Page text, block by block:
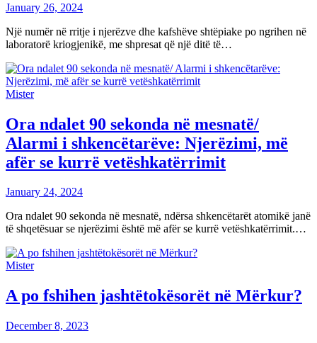
January 26, 2024
Një numër në rritje i njerëzve dhe kafshëve shtëpiake po ngrihen në
laboratorë kriogjenikë, me shpresat që një ditë të…
Mister
Ora ndalet 90 sekonda në mesnatë/
Alarmi i shkencëtarëve: Njerëzimi, më
afër se kurrë vetëshkatërrimit
January 24, 2024
Ora ndalet 90 sekonda në mesnatë, ndërsa shkencëtarët atomikë janë
të shqetësuar se njerëzimi është më afër se kurrë vetëshkatërrimit.…
Mister
A po fshihen jashtëtokësorët në Mërkur?
December 8, 2023